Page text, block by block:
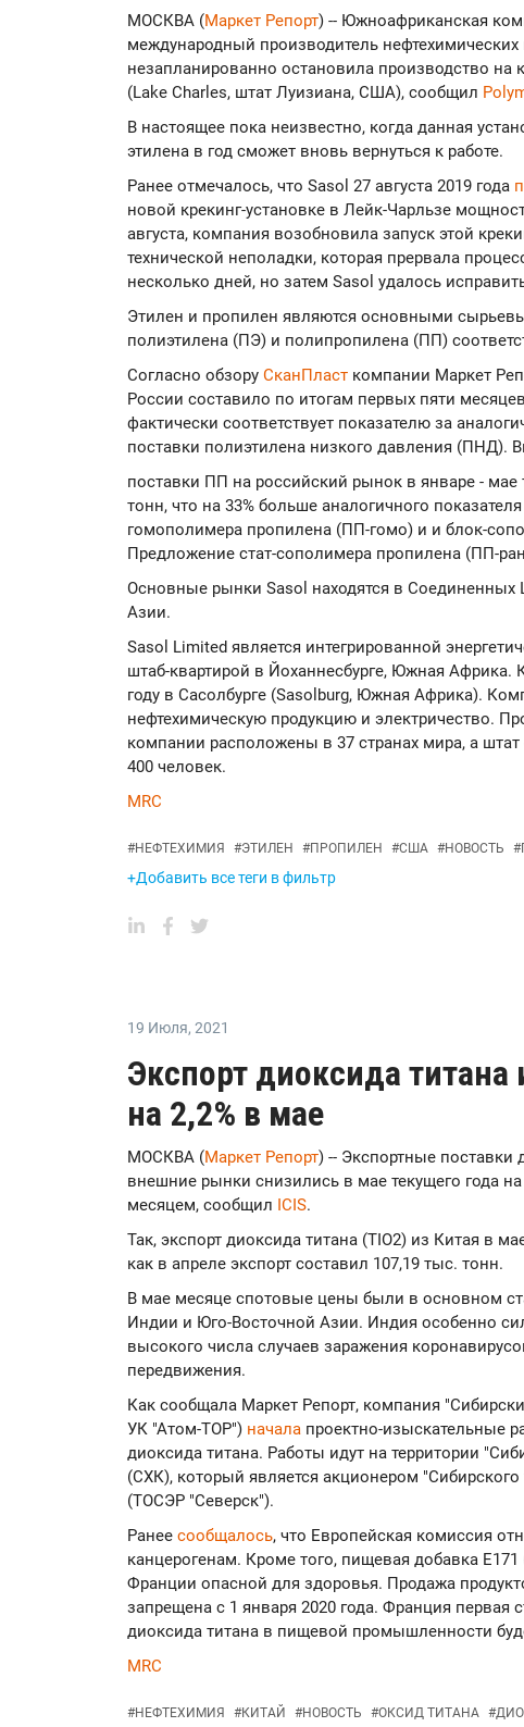
МОСКВА (Маркет Репорт) -- Южноафриканская
международный производитель нефтехимических
незапланированно остановила производство на
(Lake Charles, штат Луизиана, США), сообщил
В настоящее пока неизвестно, когда данная
этилена в год сможет вновь вернуться к работе.
Ранее отмечалось, что Sasol 27 августа 2019 года
новой крекинг-установке в Лейк-Чарльзе
августа, компания возобновила запуск этой
технической неполадки, которая прервала
несколько дней, но затем Sasol удалось
Этилен и пропилен являются основными
полиэтилена (ПЭ) и полипропилена (ПП)
Согласно обзору СканПласт компании Маркет
России составило по итогам первых пяти
фактически соответствует показателю за
поставки полиэтилена низкого давления (ПНД).
поставки ПП на российский рынок в январе - мае
тонн, что на 33% больше аналогичного
гомополимера пропилена (ПП-гомо) и и блок-
Предложение стат-сополимера пропилена (ПП-
Основные рынки Sasol находятся в
Азии.
Sasol Limited является интегрированной
штаб-квартирой в Йоханнесбурге, Южная
году в Сасолбурге (Sasolburg, Южная Африка).
нефтехимическую продукцию и электричество.
компании расположены в 37 странах мира, а
400 человек.
MRC
#НЕФТЕХИМИЯ #ЭТИЛЕН #ПРОПИЛЕН #США #НОВОСТЬ #
+Добавить все теги в фильтр
19 Июля, 2021
Экспорт диоксида титана
на 2,2% в мае
МОСКВА (Маркет Репорт) -- Экспортные поставки
внешние рынки снизились в мае текущего года
месяцем, сообщил ICIS.
Так, экспорт диоксида титана (TIO2) из Китая в
как в апреле экспорт составил 107,19 тыс. тонн.
В мае месяце спотовые цены были в основном
Индии и Юго-Восточной Азии. Индия особенно
высокого числа случаев заражения
передвижения.
Как сообщала Маркет Репорт, компания
УК "Атом-ТОР") начала проектно-изыскательные
диоксида титана. Работы идут на территории
(СХК), который является акционером
(ТОСЭР "Северск").
Ранее сообщалось, что Европейская комиссия
канцерогенам. Кроме того, пищевая добавка
Франции опасной для здоровья. Продажа
запрещена с 1 января 2020 года. Франция первая
диоксида титана в пищевой промышленности
MRC
#НЕФТЕХИМИЯ #КИТАЙ #НОВОСТЬ #ОКСИД ТИТАНА #